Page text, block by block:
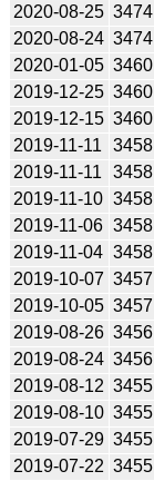
2020-08-25 3474
2020-08-24 3474
2020-01-05 3460
2019-12-25 3460
2019-12-15 3460
2019-11-11
3458
2019-11-11
3458
2019-11-10 3458
2019-11-06 3458
2019-11-04 3458
2019-10-07 3457
2019-10-05 3457
2019-08-26 3456
2019-08-24 3456
2019-08-12 3455
2019-08-10 3455
2019-07-29 3455
2019-07-22 3455